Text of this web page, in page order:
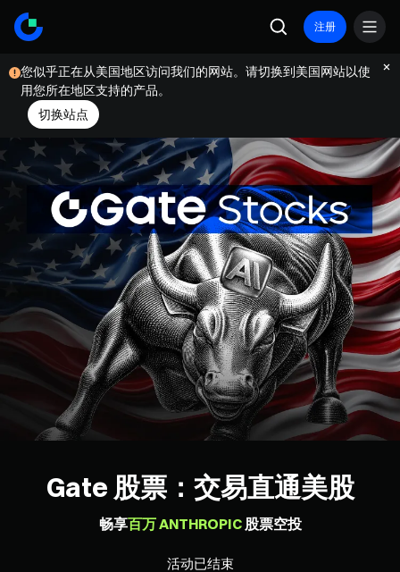
注册
您似乎正在从美国地区访问我们的网站。请切换到美国网站以使
用您所在地区支持的产品。
切换站点
Gate 股票：交易直通美股
畅享百万 ANTHROPIC股票空投
活动已结束